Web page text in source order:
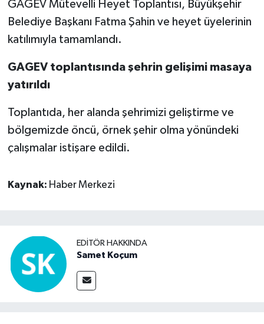
GAGEV Mütevelli Heyet Toplantısı, Büyükşehir
Belediye Başkanı Fatma Şahin ve heyet üyelerinin
katılımıyla tamamlandı.
GAGEV toplantısında şehrin gelişimi masaya
yatırıldı
Toplantıda, her alanda şehrimizi geliştirme ve
bölgemizde öncü, örnek şehir olma yönündeki
çalışmalar istişare edildi.
Kaynak: Haber Merkezi
EDITÖR HAKKINDA
Samet Koçum